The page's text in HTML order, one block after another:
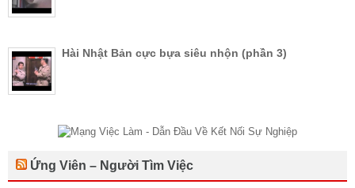
Hài Nhật Bản cực bựa siêu nhộn (phần 3)
Ứng Viên – Người Tìm Việc